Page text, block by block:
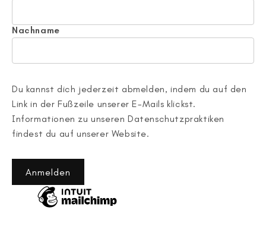
Nachname
Du kannst dich jederzeit abmelden, indem du auf den
Link in der Fußzeile unserer E-Mails klickst.
Informationen zu unseren Datenschutzpraktiken
findest du auf unserer Website.
Anmelden